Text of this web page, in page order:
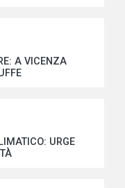
A VICENZA
URGE